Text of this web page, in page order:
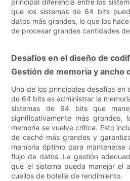
principal diferencia entre los
que los sistemas de 64 bits
datos más grandes, lo que los
de procesar grandes cantidades
Desafíos en el diseño de
Gestión de memoria y ancho
Uno de los principales desafíos en
de 64 bits es administrar la
sistemas de 64 bits que
significativamente más grandes,
memoria se vuelve crítica. Esto
de caché más grandes y
memoria óptimo para
flujo de datos. La gestión
que el sistema pueda manejar el
cuellos de botella de rendimiento.